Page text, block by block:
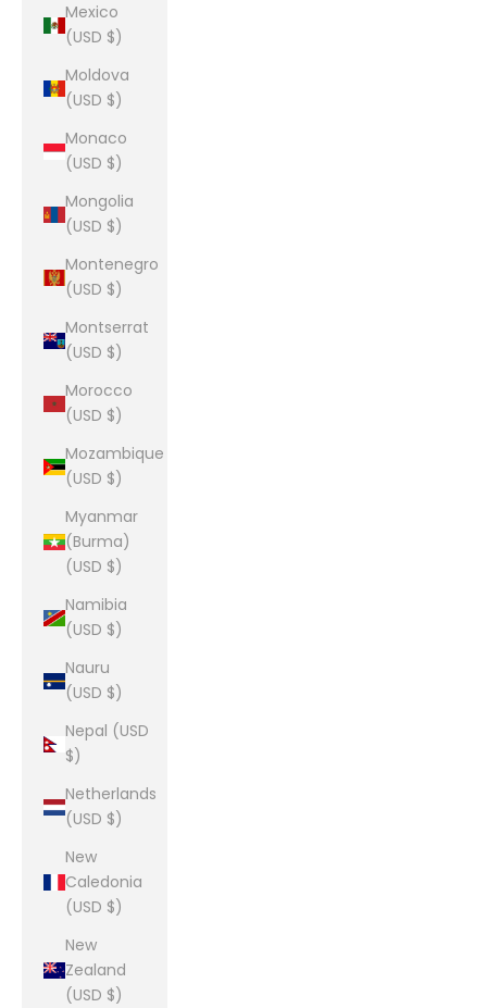
Mexico
(USD $)
Moldova
(USD $)
Monaco
(USD $)
Mongolia
(USD $)
Montenegro
(USD $)
Montserrat
(USD $)
Morocco
(USD $)
Mozambique
(USD $)
Myanmar
(Burma)
(USD $)
Namibia
(USD $)
Nauru
(USD $)
Nepal (USD
$)
Netherlands
(USD $)
New
Caledonia
(USD $)
New
Zealand
(USD $)